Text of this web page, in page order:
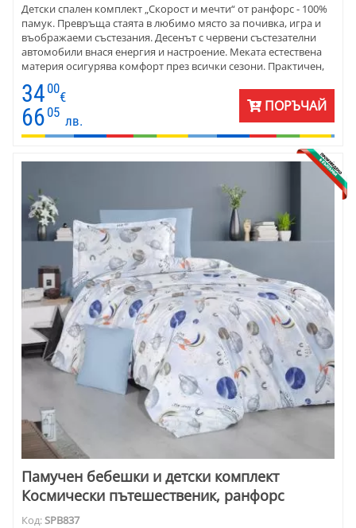
Детски спален комплект „Скорост и мечти“ от ранфорс - 100%
памук. Превръща стаята в любимо място за почивка, игра и
въображаеми състезания. Десенът с червени състезателни
автомобили внася енергия и настроение. Меката естествена
материя осигурява комфорт през всички сезони. Практичен,
свеж и впечатляващ избор за детска стая с характер.
34 00
€
66 05
лв.
ПОРЪЧАЙ
Памучен бебешки и детски комплект
Космически пътешественик, ранфорс
Код:SPB837